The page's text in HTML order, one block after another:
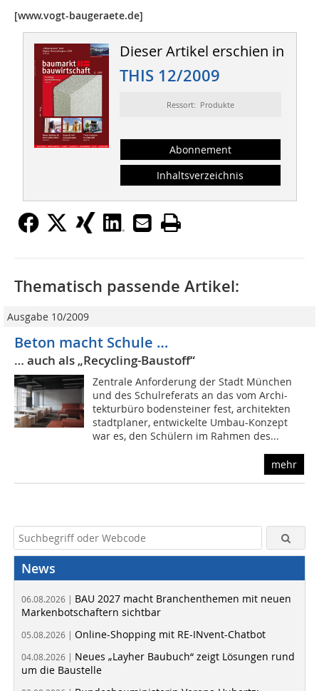
[www.vogt-baugeraete.de]
Dieser Artikel erschien in
THIS 12/2009
Ressort: Produkte
Abonnement
Inhaltsverzeichnis
Thematisch passende Artikel:
Ausgabe 10/2009
Beton macht Schule …
… auch als „Recycling-Baustoff“
Zentrale Anforderung der Stadt München
und des Schulreferats an das vom Archi-
tekturbüro bodensteiner fest, architekten
stadtplaner, entwickelte Umbau-Konzept
war es, den Schülern im Rahmen des...
mehr
News
06.08.2026 | BAU 2027 macht Branchenthemen mit neuen
Markenbotschaftern sichtbar
05.08.2026 | Online-Shopping mit RE-INvent-Chatbot
04.08.2026 | Neues „Layher Baubuch“ zeigt Lösungen rund
um die Baustelle